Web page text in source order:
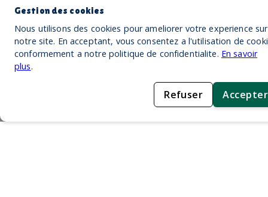
Gestion des cookies
Nous utilisons des cookies pour ameliorer votre experience sur
notre site. En acceptant, vous consentez a l'utilisation de
conformement a notre politique de confidentialite. En savoir
plus.
Refuser Accepter